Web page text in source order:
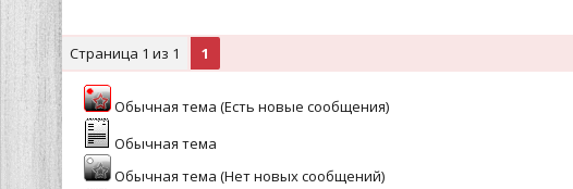
Страница 1 из 1 1
Обычная тема (Есть новые сообщения)
Обычная тема
Обычная тема (Нет новых сообщений)